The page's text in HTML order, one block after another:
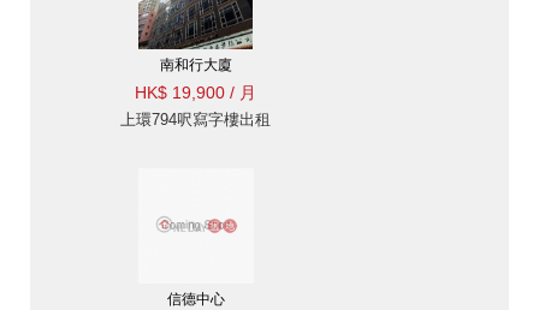
南和行大廈
HK$ 19,900 / 月
上環794呎寫字樓出租
信德中心